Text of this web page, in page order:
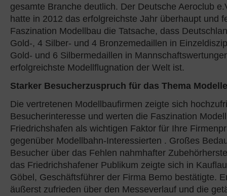
gesamte Branche deutlich. Der Deutsche Aeroclub
hatte in 2012 das erfolgreichste Jahr überhaupt und
Faszination Modellbau die Tatsache, dass
Gold-, 4 Silber- und 4 Bronzemedaillen in
Gold- und 6 Silbermedaillen in
erfolgreichste Modellflugnation der Welt ist.
Starker Besucherzuspruch für das Thema
Die vertretenen Modellbaufirmen zeigte sich
Besucherinteresse und werten die Faszination
Friedrichshafen als wichtigen Faktor für Ihre
gegenüber Modellbahn-Interessierten . Großes
Besucher über das Fehlen nahmhafter
das Friedrichshafener Publikum zeigte sich in
Göbel, Geschäftsführer der Firma Bemo bestätigte.
äußerst zufrieden über den Messeverlauf und die